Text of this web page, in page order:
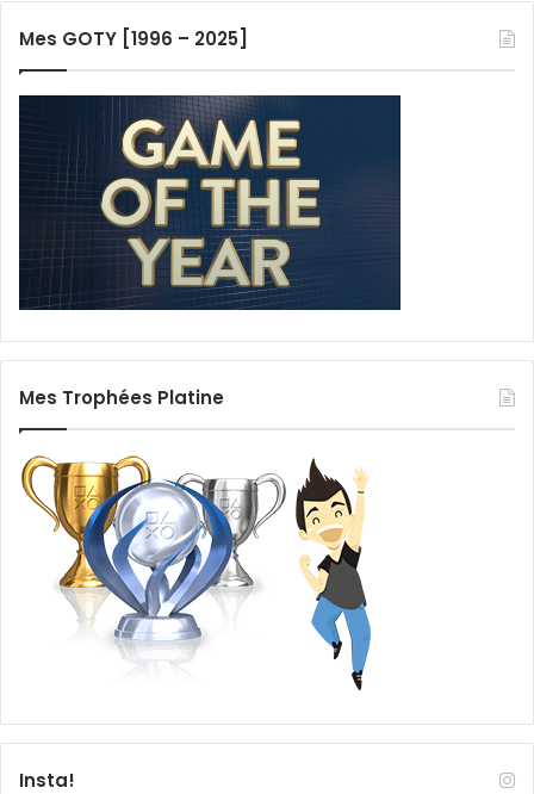
Mes GOTY [1996 – 2025]
Mes Trophées Platine
Insta!